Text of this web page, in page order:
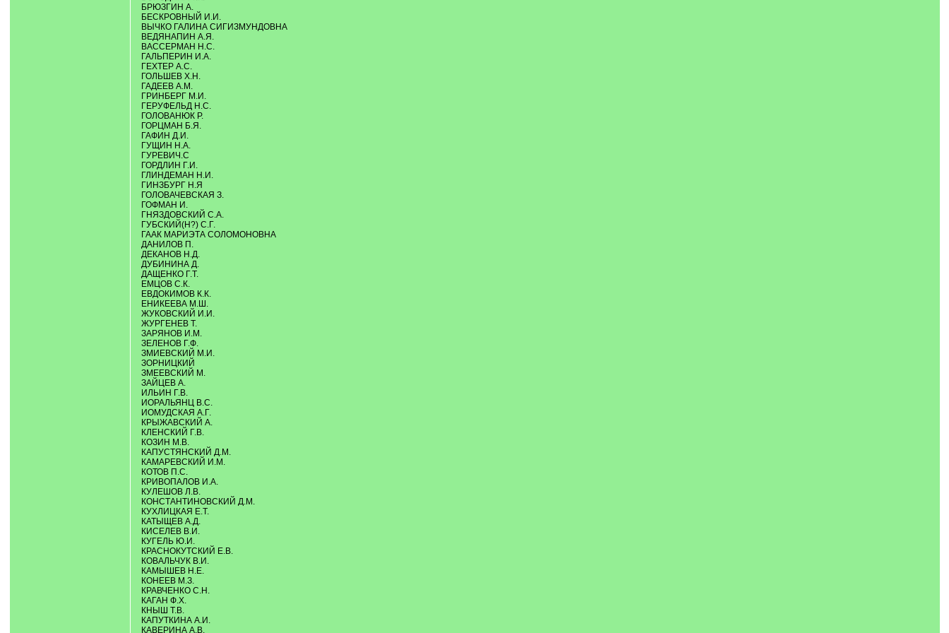
БРЮЗГИН А.
БЕСКРОВНЫЙ И.И.
ВЫЧКО ГАЛИНА СИГИЗМУНДОВНА
ВЕДЯНАПИН А.Я.
ВАССЕРМАН Н.С.
ГАЛЬПЕРИН И.А.
ГЕХТЕР А.С.
ГОЛЬШЕВ Х.Н.
ГАДЕЕВ А.М.
ГРИНБЕРГ М.И.
ГЕРУФЕЛЬД Н.С.
ГОЛОВАНЮК Р.
ГОРЦМАН Б.Я.
ГАФИН Д.И.
ГУЩИН Н.А.
ГУРЕВИЧ.С
ГОРДЛИН Г.И.
ГЛИНДЕМАН Н.И.
ГИНЗБУРГ Н.Я
ГОЛОВАЧЕВСКАЯ З.
ГОФМАН И.
ГНЯЗДОВСКИЙ С.А.
ГУБСКИЙ(Н?) С.Г.
ГААК МАРИЭТА СОЛОМОНОВНА
ДАНИЛОВ П.
ДЕКАНОВ Н.Д.
ДУБИНИНА Д.
ДАЩЕНКО Г.Т.
ЕМЦОВ С.К.
ЕВДОКИМОВ К.К.
ЕНИКЕЕВА М.Ш.
ЖУКОВСКИЙ И.И.
ЖУРГЕНЕВ Т.
ЗАРЯНОВ И.М.
ЗЕЛЕНОВ Г.Ф.
ЗМИЕВСКИЙ М.И.
ЗОРНИЦКИЙ
ЗМЕЕВСКИЙ М.
ЗАЙЦЕВ А.
ИЛЬИН Г.В.
ИОРАЛЬЯНЦ В.С.
ИОМУДСКАЯ А.Г.
КРЫЖАВСКИЙ А.
КЛЕНСКИЙ Г.В.
КОЗИН М.В.
КАПУСТЯНСКИЙ Д.М.
КАМАРЕВСКИЙ И.М.
КОТОВ П.С.
КРИВОПАЛОВ И.А.
КУЛЕШОВ Л.В.
КОНСТАНТИНОВСКИЙ Д.М.
КУХЛИЦКАЯ Е.Т.
КАТЫЩЕВ А.Д.
КИСЕЛЕВ В.И.
КУГЕЛЬ Ю.И.
КРАСНОКУТСКИЙ Е.В.
КОВАЛЬЧУК В.И.
КАМЫШЕВ Н.Е.
КОНЕЕВ М.З.
КРАВЧЕНКО С.Н.
КАГАН Ф.Х.
КНЫШ Т.В.
КАПУТКИНА А.И.
КАВЕРИНА А.В.